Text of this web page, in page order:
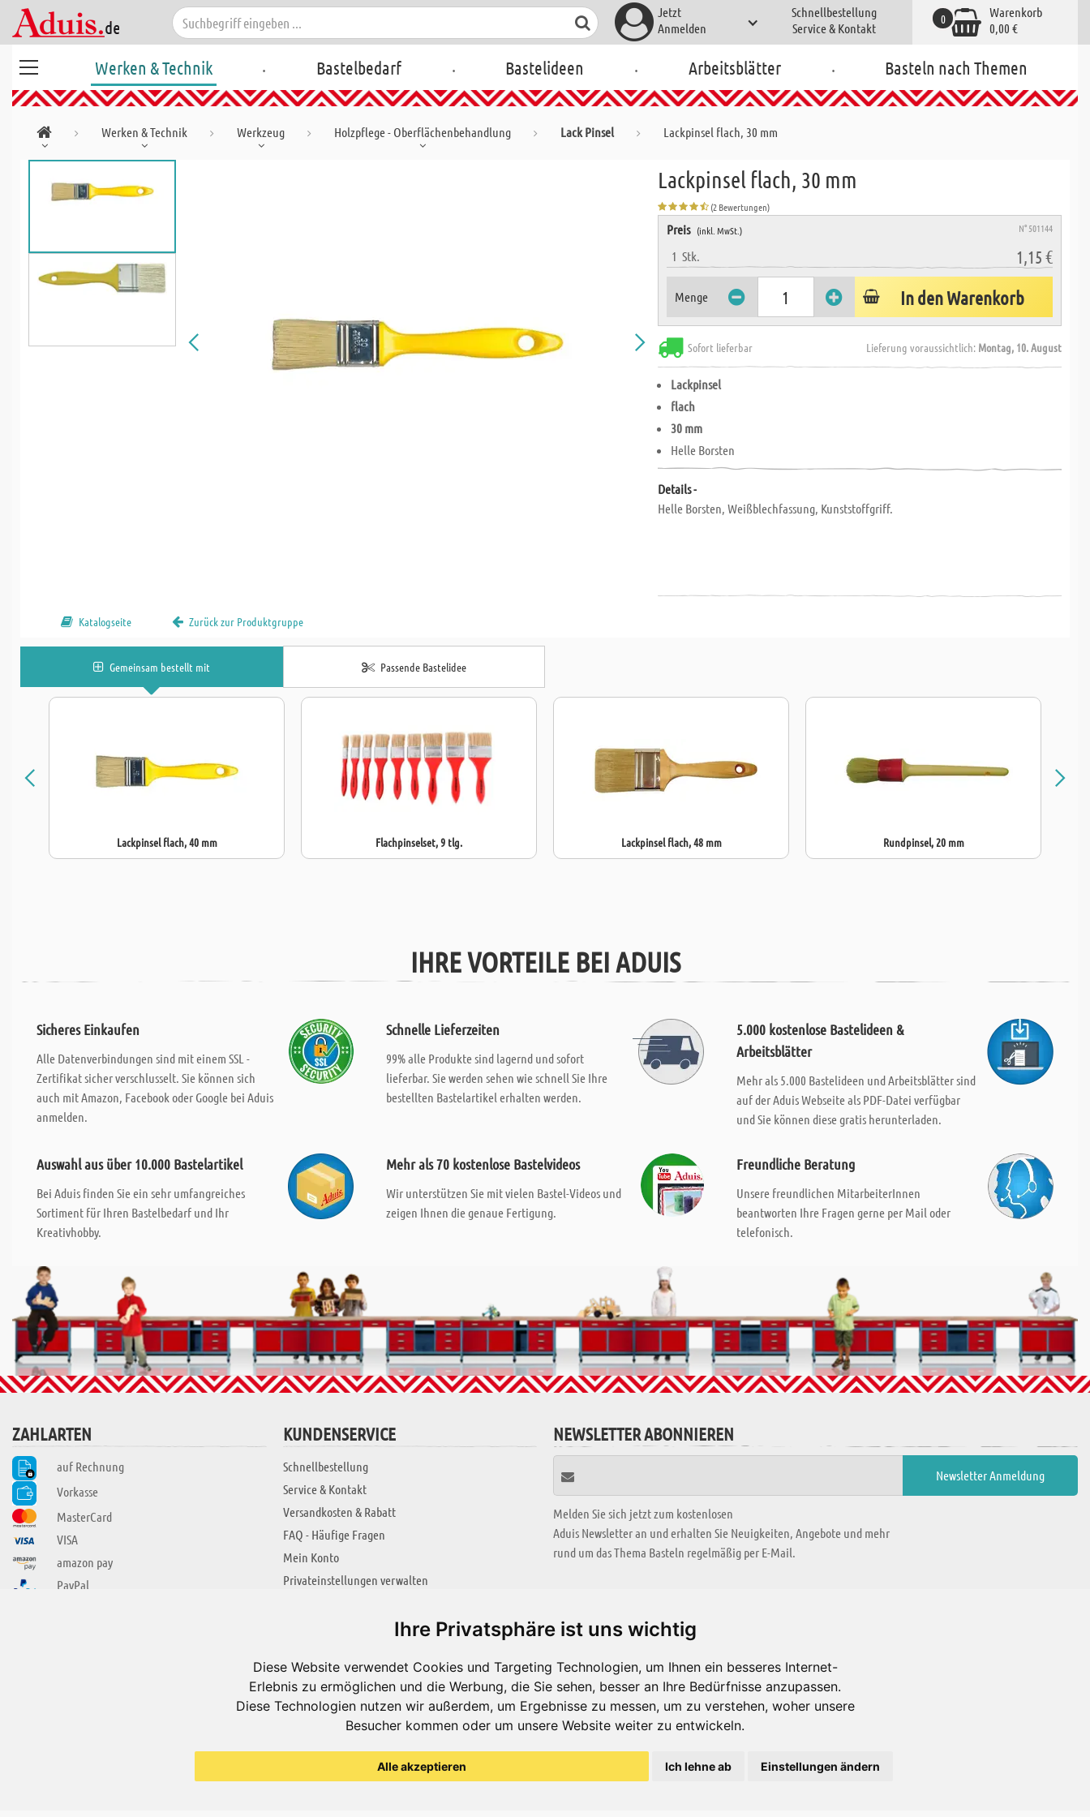
Ihre Privatsphäre ist uns wichtig
Diese Website verwendet Cookies und Targeting Technologien, um Ihnen ein besseres Internet-
Erlebnis zu ermöglichen und die Werbung, die Sie sehen, besser an Ihre Bedürfnisse anzupassen.
Diese Technologien nutzen wir außerdem, um Ergebnisse zu messen, um zu verstehen, woher unsere
Besucher kommen oder um unsere Website weiter zu entwickeln.
Alle akzeptieren Ich lehne ab Einstellungen ändern
Jetzt
Anmelden
Schnellbestellung
Service & Kontakt
Warenkorb
0,00 €
0
Werken & Technik . Bastelbedarf . Bastelideen . Arbeitsblätter . Basteln nach Themen
Werken & Technik Werkzeug Holzpflege - Oberflächenbehandlung Lack Pinsel Lackpinsel flach, 30 mm
Lackpinsel flach, 30 mm
(2 Bewertungen)
Preis (inkl. MwSt.) N° 501144
1Stk. 1,15 €
Menge In den Warenkorb
Sofort lieferbar Lieferung voraussichtlich: Montag, 10. August
Lackpinsel
flach
30 mm
Helle Borsten
Details -
Helle Borsten, Weißblechfassung, Kunststoffgriff.
Katalogseite Zurück zur Produktgruppe
Gemeinsam bestellt mit Passende Bastelidee
Lackpinsel flach, 40 mm Flachpinselset, 9 tlg. Lackpinsel flach, 48 mm Rundpinsel, 20 mm
IHRE VORTEILE BEI ADUIS
Sicheres Einkaufen
Alle Datenverbindungen sind mit einem SSL -
Zertifikat sicher verschlusselt. Sie können sich
auch mit Amazon, Facebook oder Google bei Aduis
anmelden.
Schnelle Lieferzeiten
99% alle Produkte sind lagernd und sofort
lieferbar. Sie werden sehen wie schnell Sie Ihre
bestellten Bastelartikel erhalten werden.
5.000 kostenlose Bastelideen &
Arbeitsblätter
Mehr als 5.000 Bastelideen und Arbeitsblätter sind
auf der Aduis Webseite als PDF-Datei verfügbar
und Sie können diese gratis herunterladen.
Auswahl aus über 10.000 Bastelartikel
Bei Aduis finden Sie ein sehr umfangreiches
Sortiment für Ihren Bastelbedarf und Ihr
Kreativhobby.
Mehr als 70 kostenlose Bastelvideos
Wir unterstützen Sie mit vielen Bastel-Videos und
zeigen Ihnen die genaue Fertigung.
Freundliche Beratung
Unsere freundlichen MitarbeiterInnen
beantworten Ihre Fragen gerne per Mail oder
telefonisch.
ZAHLARTEN
auf Rechnung
Vorkasse
MasterCard
VISA
amazon pay
PayPal
KUNDENSERVICE
Schnellbestellung
Service & Kontakt
Versandkosten & Rabatt
FAQ - Häufige Fragen
Mein Konto
Privateinstellungen verwalten
NEWSLETTER ABONNIEREN
Melden Sie sich jetzt zum kostenlosen
Aduis Newsletter an und erhalten Sie Neuigkeiten, Angebote und mehr
rund um das Thema Basteln regelmäßig per E-Mail.
Jobs
Impressum
Datenschutzerklärung
KREATIV ZONE
Alle Videos
Bastelideen
Arbeitsblätter
Es gibt uns auch in